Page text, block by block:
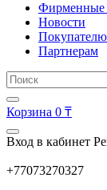
Фирменные
Новости
Покупателю
Партнерам
Корзина 0 ₸
Вход в кабинет
+77073270327